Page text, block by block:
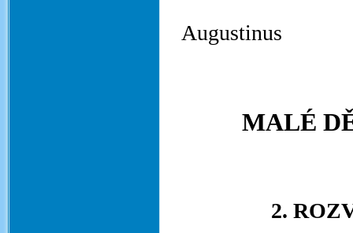
Augustinus
MALÉ
2.